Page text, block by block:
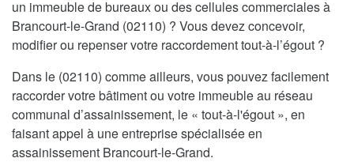
un immeuble de bureaux ou des cellules commerciales à
Brancourt-le-Grand (02110) ? Vous devez concevoir,
modifier ou repenser votre raccordement tout-à-l’égout ?
Dans le (02110) comme ailleurs, vous pouvez facilement
raccorder votre bâtiment ou votre immeuble au réseau
communal d’assainissement, le « tout-à-l'égout », en
faisant appel à une entreprise spécialisée en
assainissement Brancourt-le-Grand.